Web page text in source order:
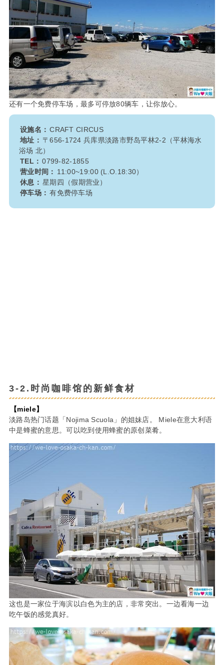
还有一个免费停车场，最多可停放80辆车，让你放心。
设施名： CRAFT CIRCUS
地址： 〒656-1724 兵库県淡路市野岛平林2-2（平林海水
浴场 北）
TEL： 0799-82-1855
营业时间： 11:00~19:00 (L.O.18:30）
休息： 星期四（假期营业）
停车场： 有免费停车场
3-2.时尚咖啡馆的新鲜食材
【miele】
淡路岛热门话题「Nojima Scuola」的姐妹店。 Miele在意大利语
中是蜂蜜的意思。可以吃到使用蜂蜜的原创菜肴。
这也是一家位于海滨以白色为主的店，非常突出。一边看海一边
吃午饭的感觉真好。